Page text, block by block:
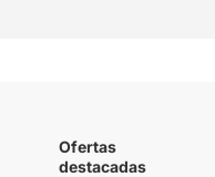
Ofertas
destacadas